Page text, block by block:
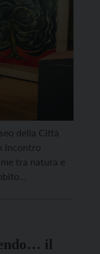
della Città
incontro
tra natura e
il